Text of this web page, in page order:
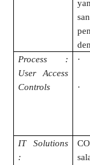
Process :
User Access
Controls
·
·
IT Solutions
: